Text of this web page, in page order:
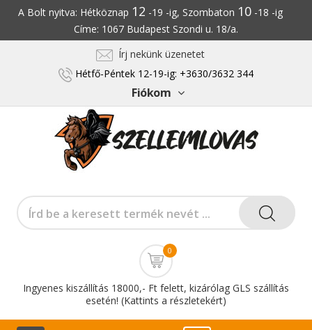
A Bolt nyitva: Hétköznap 12 -19 -ig, Szombaton 10-18 -ig
Címe: 1067 Budapest Szondi u. 18/a.
Írj nekünk üzenetet
Hétfő-Péntek 12-19-ig: +3630/3632 344
Fiókom
0
Ingyenes kiszállítás 18000,- Ft felett, kizárólag GLS szállítás
esetén! (Kattints a részletekért)